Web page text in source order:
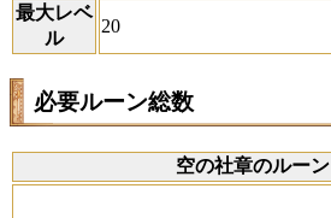
最大レベ
ル
20
必要ルーン総数
空の社章のルーン